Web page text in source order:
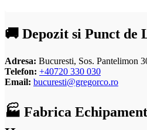
🚚 Depozit si Punct de
Adresa: Bucuresti, Sos. Pantelimon
Telefon: +40720 330 030
Email: bucuresti@gregorco.ro
🏭 Fabrica